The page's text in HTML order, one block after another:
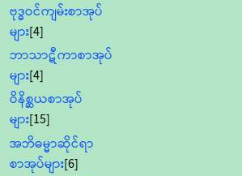
ဗုဒ္ဓဝင်ကျမ်းစာအုပ်
များ[4]
ဘာသာဋီကာစာအုပ်
များ[4]
ဝိနိစ္ဆယစာအုပ်
များ[15]
အဘိဓမ္မာဆိုင်ရာ
စာအုပ်များ[6]